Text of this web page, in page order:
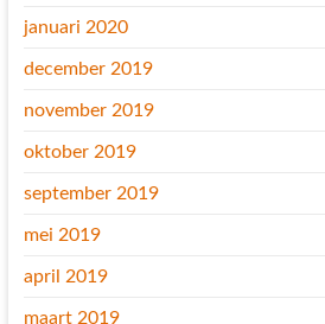
januari 2020
december 2019
november 2019
oktober 2019
september 2019
mei 2019
april 2019
maart 2019